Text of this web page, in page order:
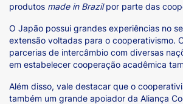
produtos made in Brazilpor parte das
O Japão possui grandes experiências no
extensão voltadas para o cooperativismo.
parcerias de intercâmbio com diversas
em estabelecer cooperação acadêmica
Além disso, vale destacar que o
também um grande apoiador da Aliança